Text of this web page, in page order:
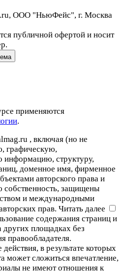
ООО "НьюФейс", г. Москва
публичной офертой и носит
применяются
.
, включая (но не
графическую,
информацию, структуру,
доменное имя, фирменное
авторского права и
собственность, защищены
и международными
прав. Читать далее
содержания страниц и
других площадках без
правообладателя.
в результате которых
может сложиться впечатление,
не имеют отношения к